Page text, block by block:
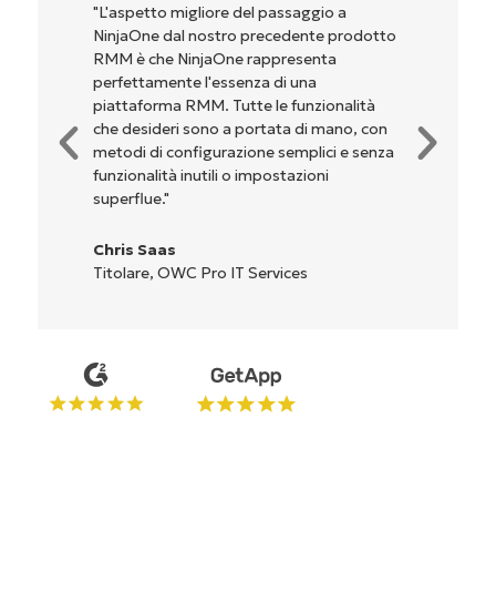
"NinjaOne è incredibilmente facile da usare,
perché unisce un’interfaccia fluida a
potenti funzionalità di back-end. La
configurazione e la gestione
dell'interfaccia non sono affatto
complicate. Tutte le opzioni e gli strumenti
sono indicati chiaramente e sono intuitivi, e
l'interfaccia è davvero facile da usare."
Reiffenberger.NET Technology Solutions